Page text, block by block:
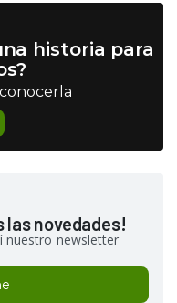
historia para
las novedades!
nuestro newsletter